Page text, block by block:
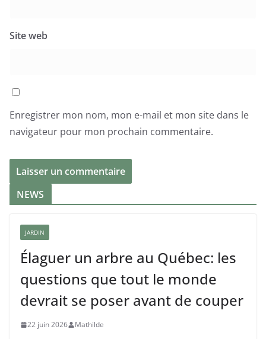
Site web
Enregistrer mon nom, mon e-mail et mon site dans le
navigateur pour mon prochain commentaire.
NEWS
JARDIN
Élaguer un arbre au Québec: les
questions que tout le monde
devrait se poser avant de couper
22 juin 2026 Mathilde